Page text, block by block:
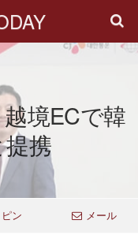
境ECで韓
携
ピン メール